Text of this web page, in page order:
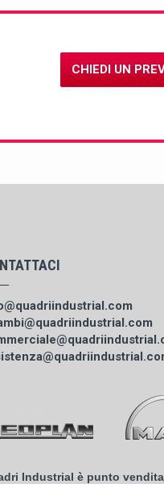
CHIEDI UN
Industrial è punto